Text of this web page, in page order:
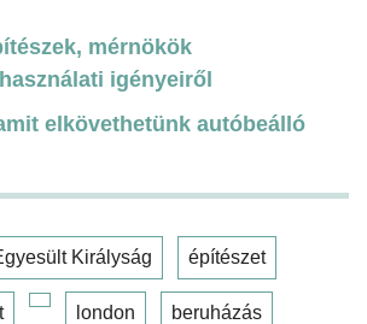
mérnökök
igényeiről
elkövethetünk autóbeálló
Királyság építészet
london beruházás